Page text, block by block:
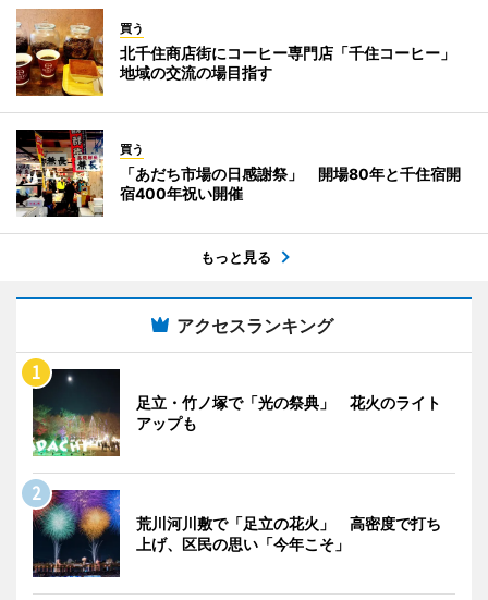
買う
北千住商店街にコーヒー専門店「千住コーヒー」
地域の交流の場目指す
買う
「あだち市場の日感謝祭」 開場80年と千住宿開
宿400年祝い開催
もっと見る
アクセスランキング
足立・竹ノ塚で「光の祭典」 花火のライト
アップも
荒川河川敷で「足立の花火」 高密度で打ち
上げ、区民の思い「今年こそ」